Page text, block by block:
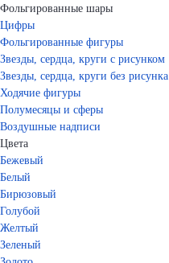
Фольгированные шары
Цифры
Фольгированные фигуры
Звезды, сердца, круги с рисунком
Звезды, сердца, круги без рисунка
Ходячие фигуры
Полумесяцы и сферы
Воздушные надписи
Цвета
Бежевый
Белый
Бирюзовый
Голубой
Желтый
Зеленый